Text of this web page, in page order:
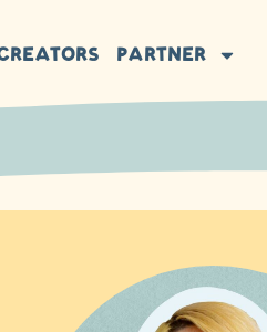
PARTNER